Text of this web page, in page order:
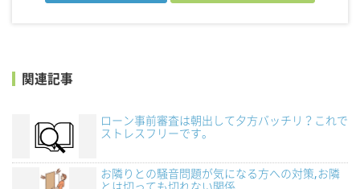
関連記事
ローン事前審査は朝出して夕方バッチリ？これで
ストレスフリーです。
お隣りとの騒音問題が気になる方への対策,お隣